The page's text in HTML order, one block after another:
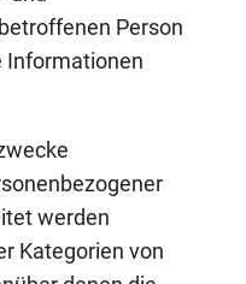
Person
Informationen
werden
Kategorien von